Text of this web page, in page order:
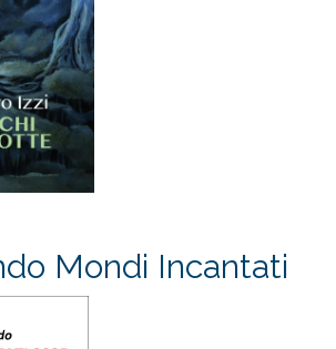
Mondi Incantati